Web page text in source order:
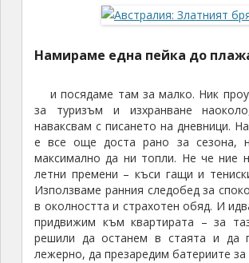
Намираме една пейка до
и посядаме там за малко. Ник
за туризъм и изхранване
наваксвам с писането на дневници.
е все още доста рано за сезона,
максимално да ни топли. Не че ние
летни премени – къси гащи и
Използваме ранния следобед за
в околността и страхотен обяд. И
придвижим към квартирата – за
решили да останем в стаята и да
лежерно, да презаредим батериите за